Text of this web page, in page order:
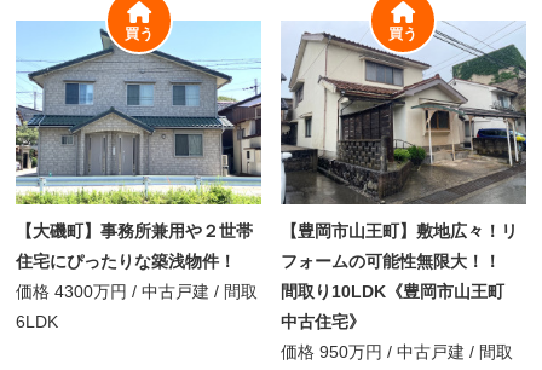
【大磯町】事務所兼用や２世帯
住宅にぴったりな築浅物件！
価格 4300万円 / 中古戸建 / 間取
6LDK
買う
【豊岡市山王町】敷地広々！リ
フォームの可能性無限大！！
間取り10LDK《豊岡市山王町
中古住宅》
価格 950万円 / 中古戸建 / 間取
買う